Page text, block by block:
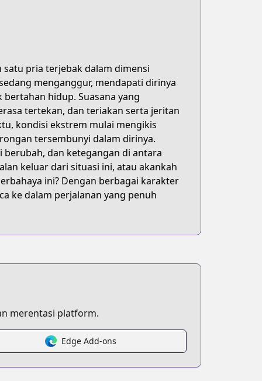
pria terjebak dalam dimensi
menganggur, mendapati dirinya
hidup. Suasana yang
tertekan, dan teriakan serta jeritan
kondisi ekstrem mulai mengikis
tersembunyi dalam dirinya.
dan ketegangan di antara
keluar dari situasi ini, atau akankah
ini? Dengan berbagai karakter
ke dalam perjalanan yang penuh
merentasi platform.
Edge Add-ons